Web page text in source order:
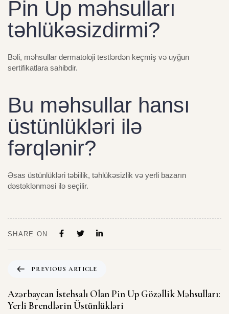
Pin Up məhsulları
təhlükəsizdirmi?
Bəli, məhsullar dermatoloji testlərdən keçmiş və uyğun
sertifikatlara sahibdir.
Bu məhsullar hansı
üstünlükləri ilə
fərqlənir?
Əsas üstünlükləri təbiilik, təhlükəsizlik və yerli bazarın
dəstəklənməsi ilə seçilir.
SHARE ON
PREVIOUS ARTICLE
Azərbaycan İstehsalı Olan Pin Up Gözəllik Məhsulları:
Yerli Brendlərin Üstünlükləri